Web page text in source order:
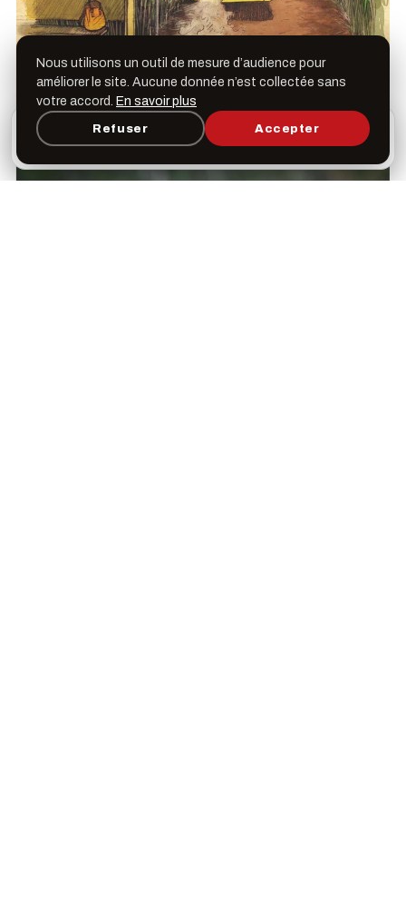
L’appli Léspas
Programme, favoris & rappels sur votre écran
×
Nous utilisons un outil de mesure d’audience pour
améliorer le site. Aucune donnée n’est collectée sans
votre accord. En savoir plus
Refuser Accepter